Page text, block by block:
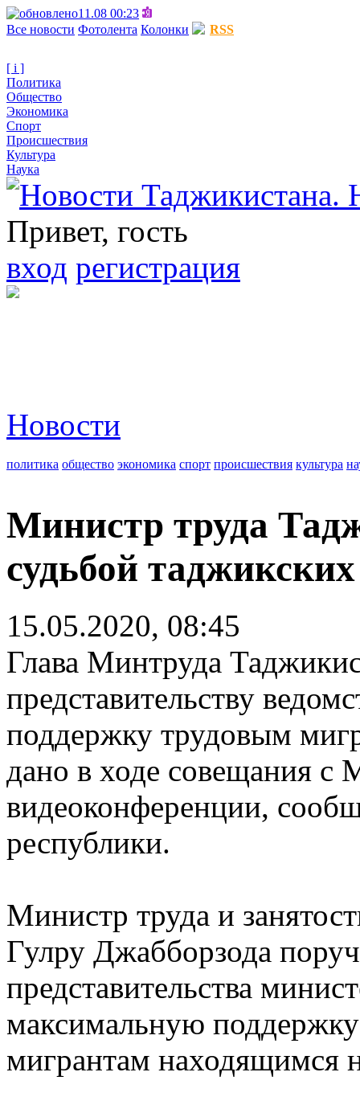
11.08 00:23
Все новости Фотолента Колонки RSS
[ i ]
Политика
Общество
Экономика
Спорт
Происшествия
Культура
Наука
Привет, гость
вход регистрация
Новости
политика общество экономика спорт происшествия культура
Министр труда
судьбой
15.05.2020, 08:45
Глава Минтруда
представительству
поддержку трудовым
дано в ходе совещания с
видеоконференции,
республики.
Министр труда и
Гулру Джабборзода
представительства
максимальную
мигрантам находящимся